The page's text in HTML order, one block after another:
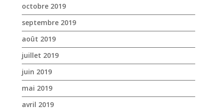
mai 2019
avril 2019
mars 2019
février 2019
janvier 2019
décembre 2018